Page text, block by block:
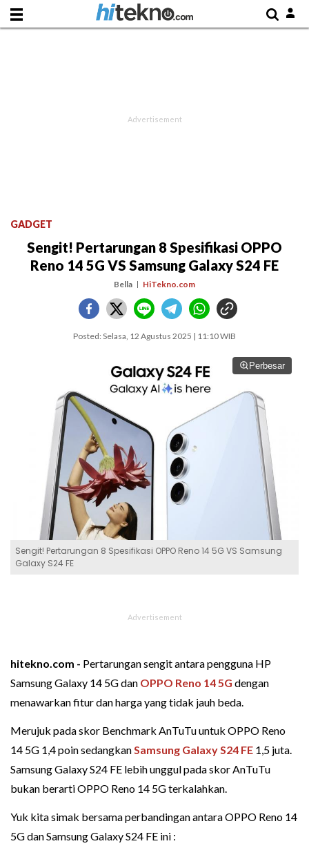
GADGET
Sengit! Pertarungan 8 Spesifikasi OPPO
Reno 14 5G VS Samsung Galaxy S24 FE
Bella HiTekno.com
Posted: Selasa, 12 Agustus 2025 | 11:10 WIB
Perbesar
Sengit! Pertarungan 8 Spesifikasi OPPO Reno 14 5G VS Samsung
Galaxy S24 FE
hitekno.com - Pertarungan sengit antara pengguna HP
Samsung Galaxy 14 5G dan OPPO Reno 14 5G dengan
menawarkan fitur dan harga yang tidak jauh beda.
Merujuk pada skor Benchmark AnTuTu untuk OPPO Reno
14 5G 1,4 poin sedangkanSamsung Galaxy S24 FE 1,5 juta.
Samsung Galaxy S24 FE lebih unggul pada skor AnTuTu
bukan berarti OPPO Reno 14 5G terkalahkan.
Yuk kita simak bersama perbandingan antara OPPO Reno 14
5G dan Samsung Galaxy S24 FE ini :